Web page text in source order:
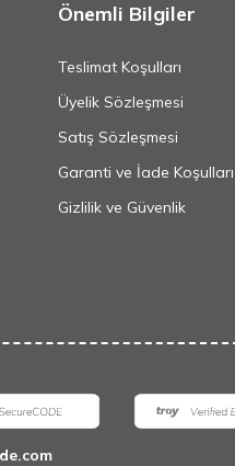
Önemli Bilgiler
Teslimat Koşulları
Üyelik Sözleşmesi
Satış Sözleşmesi
Garanti ve İade Koşulları
Gizlilik ve Güvenlik